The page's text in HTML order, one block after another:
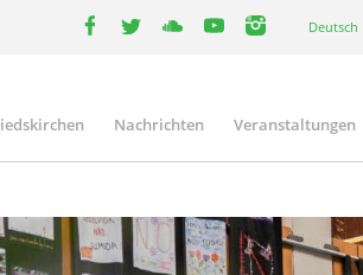
Deutsch
Nachrichten Veranstaltungen